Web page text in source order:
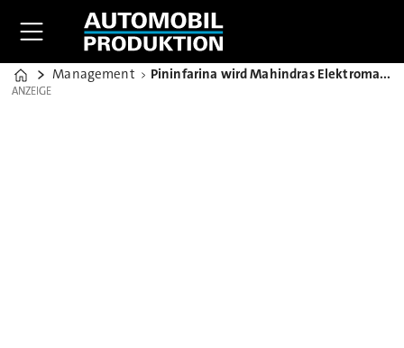
Home
Management Pininfarina wird Mahindras Elektromarke: Tesla, wir kommen!
ANZEIGE
ANZEIGE